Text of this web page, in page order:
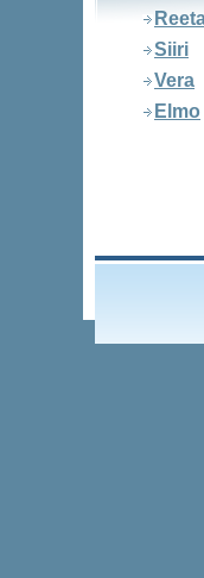
Siiri
Vera
Elmo